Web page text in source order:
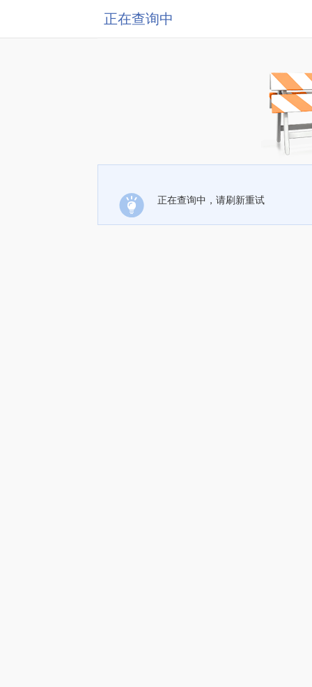
正在查询中
正在查询中，请刷新重试